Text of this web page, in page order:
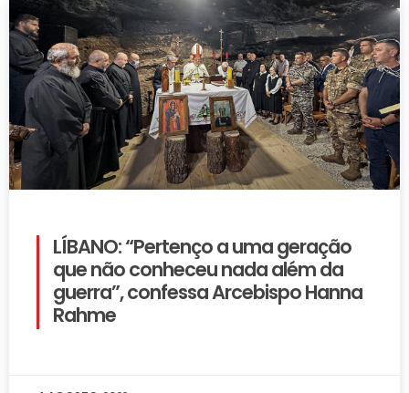
LÍBANO: “Pertenço a uma geração
que não conheceu nada além da
guerra”, confessa Arcebispo Hanna
Rahme